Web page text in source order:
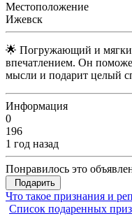
Местоположение
Ижевск
🌟 Погружающий и
впечатлением. Он
мысли и подарит целый
Информация
0
196
1 год назад
Понравилось это
Подарить
Что такое признания и
Список подаренных